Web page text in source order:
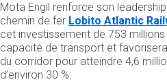
Mota Engil renforce son
chemin de fer Lobito Atlantic
cet investissement de 753
capacité de transport et
du corridor pour atteindre 4,6
d’environ 30 %.